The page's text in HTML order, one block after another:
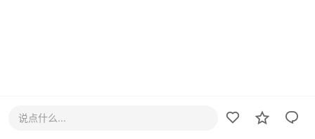
说点什么...